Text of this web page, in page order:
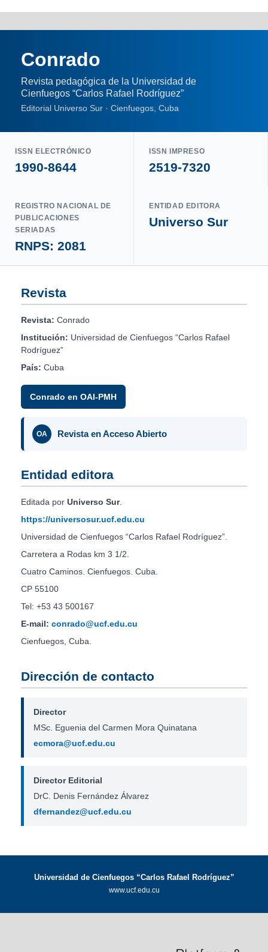
Conrado
Revista pedagógica de la Universidad de
Cienfuegos “Carlos Rafael Rodríguez”
Editorial Universo Sur · Cienfuegos, Cuba
ISSN ELECTRÓNICO
1990-8644
ISSN IMPRESO
2519-7320
REGISTRO NACIONAL DE
PUBLICACIONES
SERIADAS
RNPS: 2081
ENTIDAD EDITORA
Universo Sur
Revista
Revista: Conrado
Institución: Universidad de Cienfuegos “Carlos Rafael
Rodríguez”
País: Cuba
Conrado en OAI-PMH
OA Revista en Acceso Abierto
Entidad editora
Editada por Universo Sur.
https://universosur.ucf.edu.cu
Universidad de Cienfuegos “Carlos Rafael Rodríguez”.
Carretera a Rodas km 3 1/2.
Cuatro Caminos. Cienfuegos. Cuba.
CP 55100
Tel: +53 43 500167
E-mail: conrado@ucf.edu.cu
Cienfuegos, Cuba.
Dirección de contacto
Director
MSc. Eguenia del Carmen Mora Quinatana
ecmora@ucf.edu.cu
Director Editorial
DrC. Denis Fernández Álvarez
dfernandez@ucf.edu.cu
Universidad de Cienfuegos “Carlos Rafael Rodríguez”
www.ucf.edu.cu